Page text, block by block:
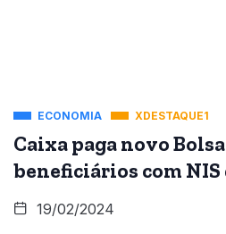
ECONOMIA XDESTAQUE1
Caixa paga novo
beneficiários com NIS
19/02/2024